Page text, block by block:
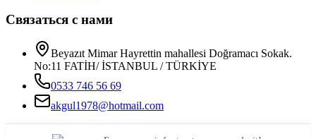
Связаться с нами
Beyazıt Mimar Hayrettin mahallesi Doğramacı Sokak.
No:11 FATİH/ İSTANBUL / TÜRKİYE
0533 746 56 69
akgul1978@hotmail.com